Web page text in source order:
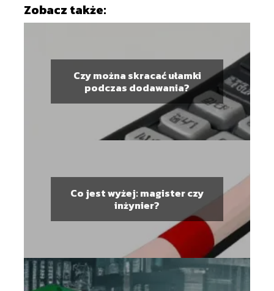
Zobacz także:
Czy można skracać ułamki
podczas dodawania?
Co jest wyżej: magister czy
inżynier?